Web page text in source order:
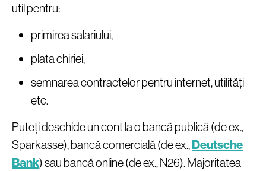
util pentru:
primirea salariului,
plata chiriei,
semnarea contractelor pentru internet, utilități
etc.
Puteți deschide un cont la o bancă publică (de ex.,
Sparkasse), bancă comercială (de ex.,Deutsche
Bank) sau bancă online (de ex., N26). Majoritatea